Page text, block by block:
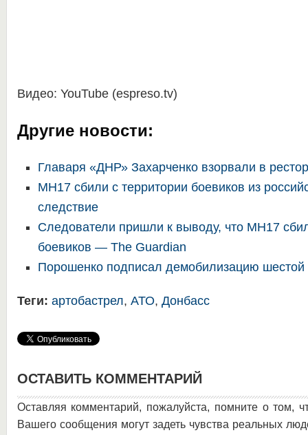
Видео: YouTube (espreso.tv)
Другие новости:
Главаря «ДНР» Захарченко взорвали в
MH17 сбили с территории боевиков из
следствие
Следователи пришли к выводу, что MH17
боевиков — The Guardian
Порошенко подписал демобилизацию
Теги: артобастрел, АТО, Донбасс
ОСТАВИТЬ КОММЕНТАРИЙ
Оставляя комментарий, пожалуйста, помните о том,
Вашего сообщения могут задеть чувства реальных